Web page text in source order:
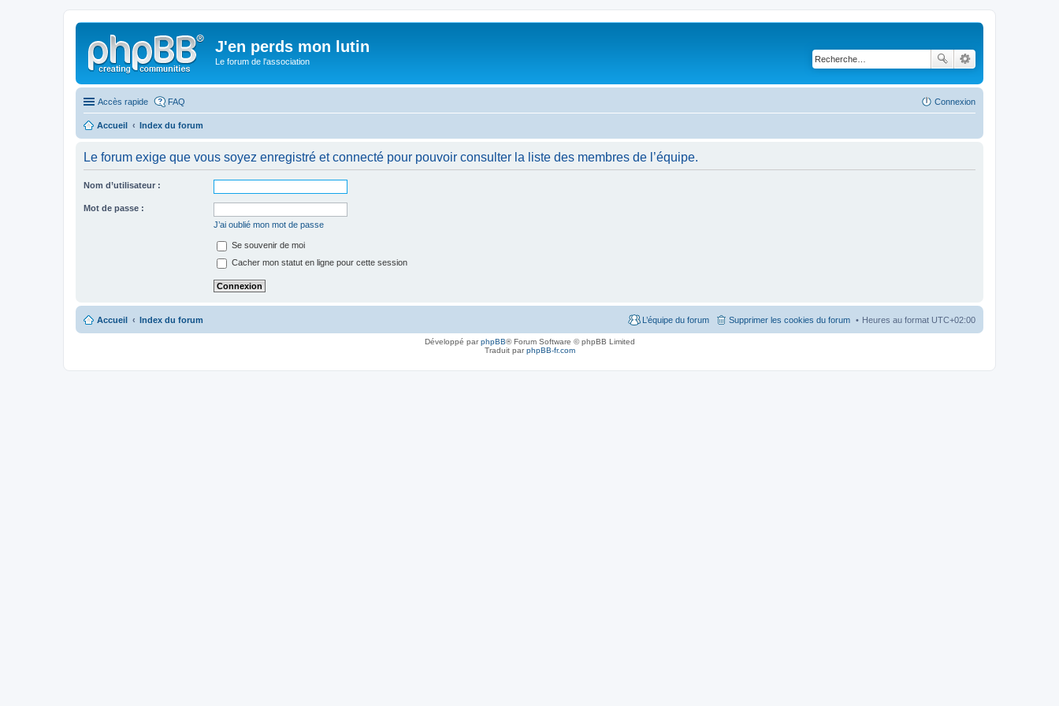
J'en perds mon lutin
Le forum de l'association
Accès rapide FAQ Connexion
Accueil Index du forum
Le forum exige que vous soyez enregistré et connecté pour pouvoir consulter la liste des membres de l’équipe.
Nom d’utilisateur :
Mot de passe :
J’ai oublié mon mot de passe
Se souvenir de moi
Cacher mon statut en ligne pour cette session
Accueil Index du forum Heures au format UTC+02:00
Supprimer les cookies du forum
L’équipe du forum
Développé parphpBB® Forum Software © phpBB Limited
Traduit parphpBB-fr.com